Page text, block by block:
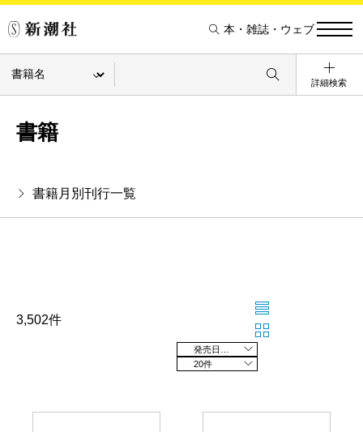
本・雑誌・ウェブ
詳細検索
書籍
書籍月別刊行一覧
3,502件
20件